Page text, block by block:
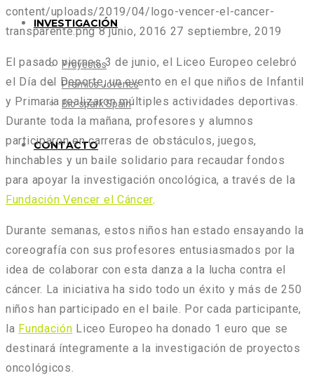
INVESTIGACIÓN
Proyectos
Premios Jóvenes
Bio-spark Spain
CONTACTO
content/uploads/2019/04/logo-vencer-el-cancer-
transparente.png 8 junio, 2016 27 septiembre, 2019
El pasado viernes 3 de junio, el Liceo Europeo celebró
el Día del Deporte, un evento en el que niños de Infantil
y Primaria realizaron múltiples actividades deportivas.
Durante toda la mañana, profesores y alumnos
participaron en carreras de obstáculos, juegos,
hinchables y un baile solidario para recaudar fondos
para apoyar la investigación oncológica, a través de la
Fundación Vencer el Cáncer.
Durante semanas, estos niños han estado ensayando la
coreografía con sus profesores entusiasmados por la
idea de colaborar con esta danza a la lucha contra el
cáncer. La iniciativa ha sido todo un éxito y más de 250
niños han participado en el baile. Por cada participante,
la Fundación Liceo Europeo ha donado 1 euro que se
destinará íntegramente a la investigación de proyectos
oncológicos.